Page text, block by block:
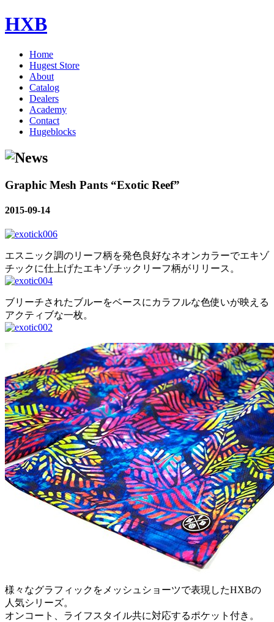
HXB
Home
Hugest Store
About
Catalog
Dealers
Academy
Contact
Hugeblocks
Graphic Mesh Pants “Exotic Reef”
2015-09-14
エスニック調のリーフ柄を発色良好なネオンカラーでエキゾ
チックに仕上げたエキゾチックリーフ柄がリリース。
ブリーチされたブルーをベースにカラフルな色使いが映える
アクティブな一枚。
様々なグラフィックをメッシュショーツで表現したHXBの
人気シリーズ。
オンコート、ライフスタイル共に対応するポケット付き。